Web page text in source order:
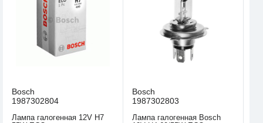
Bosch
1987302804
Лампа галогенная 12V H7
Bosch
1987302803
Лампа галогенная Bosch